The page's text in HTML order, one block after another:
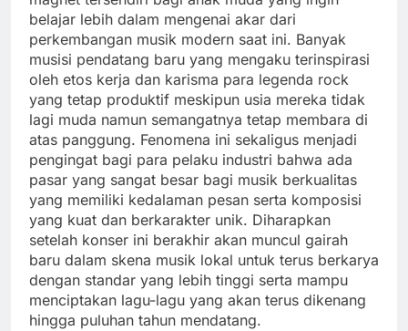
belajar lebih dalam mengenai akar dari
perkembangan musik modern saat ini. Banyak
musisi pendatang baru yang mengaku terinspirasi
oleh etos kerja dan karisma para legenda rock
yang tetap produktif meskipun usia mereka tidak
lagi muda namun semangatnya tetap membara di
atas panggung. Fenomena ini sekaligus menjadi
pengingat bagi para pelaku industri bahwa ada
pasar yang sangat besar bagi musik berkualitas
yang memiliki kedalaman pesan serta komposisi
yang kuat dan berkarakter unik. Diharapkan
setelah konser ini berakhir akan muncul gairah
baru dalam skena musik lokal untuk terus berkarya
dengan standar yang lebih tinggi serta mampu
menciptakan lagu-lagu yang akan terus dikenang
hingga puluhan tahun mendatang.